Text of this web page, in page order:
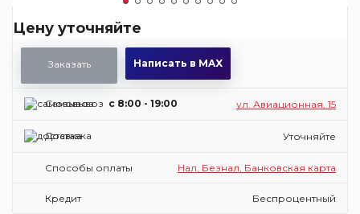
Цену уточняйте
Заказать Написать в MAX
Самовывоз c 8:00 - 19:00 ул. Авиационная, 15
Доставка Уточняйте
Способы оплаты Нал, Безнал, Банковская карта
Кредит Беспроцентный